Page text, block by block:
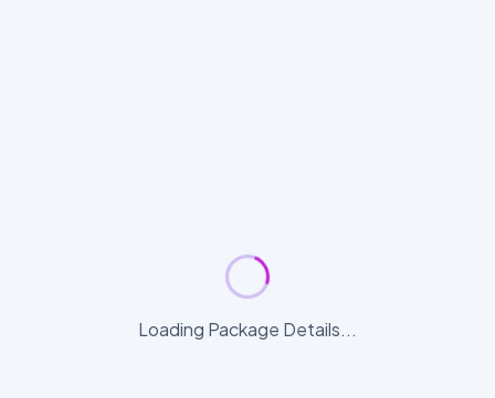
Loading Package Details...